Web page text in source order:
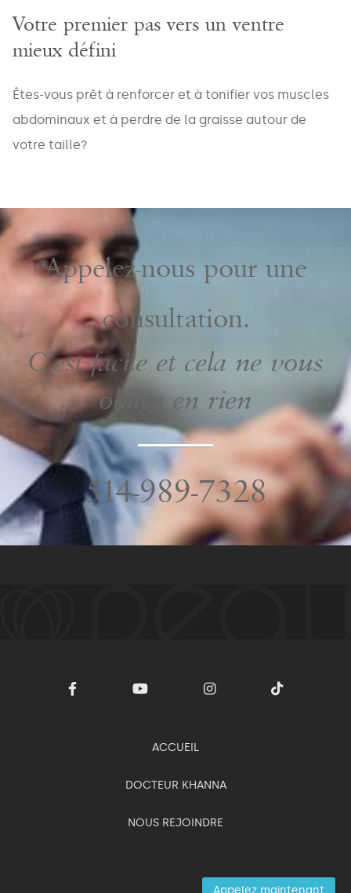
Votre premier pas vers un ventre
mieux défini
Êtes-vous prêt à renforcer et à tonifier vos muscles
abdominaux et à perdre de la graisse autour de
votre taille?
Appelez-nous pour une
consultation.
C’est facile et cela ne vous
oblige en rien
514-989-7328
ACCUEIL
DOCTEUR KHANNA
NOUS REJOINDRE
Appelez maintenant